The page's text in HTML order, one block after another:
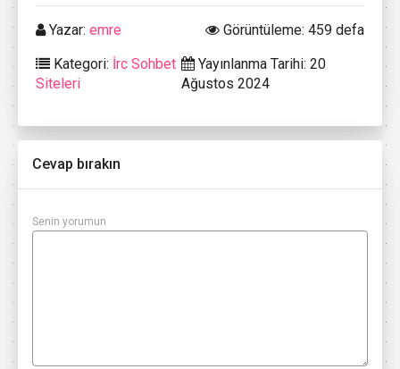
Yazar: emre
Görüntüleme: 459 defa
Kategori: İrc Sohbet
Siteleri
Yayınlanma Tarihi: 20
Ağustos 2024
Cevap bırakın
Senin yorumun